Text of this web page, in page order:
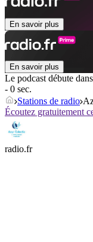
En savoir plus
En savoir plus
Le podcast débute dans
- 0 sec.
Stations de radio
Écoutez gratuitement
radio.fr